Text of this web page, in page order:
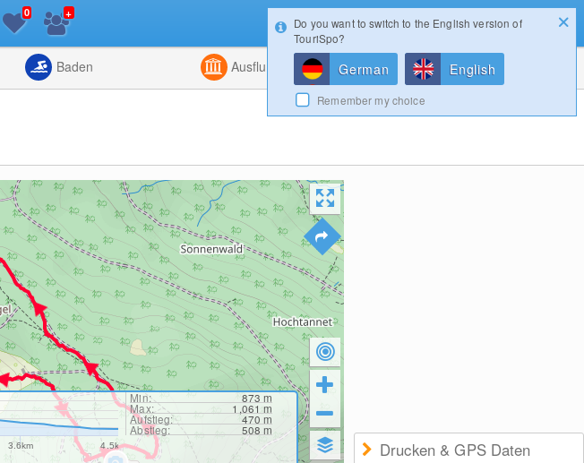
Listenansicht
Kombiniert
0 +
Baden Ausflugsziele Magazin
3.6km 4.5km
Min: 873m
Max: 1,061m
Aufstieg: 470m
Abstieg: 508m
Drucken & GPS Daten
Login
Do you want to switch to the English version of
TouriSpo?
German English
Remember my choice
Konfigurator Gewinnspiele